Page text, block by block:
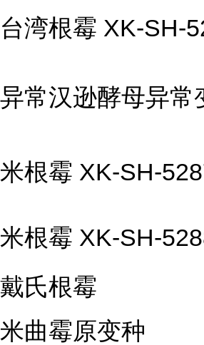
台湾根霉 XK-SH-
异常汉逊酵母异常
米根霉 XK-SH-
米根霉 XK-SH-
戴氏根霉
米曲霉原变种